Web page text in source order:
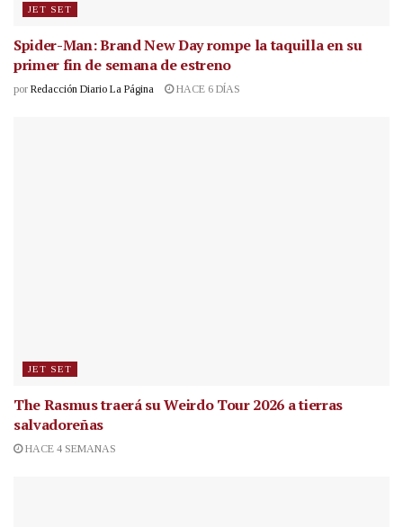
JET SET
Spider-Man: Brand New Day rompe la taquilla en su
primer fin de semana de estreno
por Redacción Diario La Página HACE 6 DÍAS
JET SET
The Rasmus traerá su Weirdo Tour 2026 a tierras
salvadoreñas
HACE 4 SEMANAS